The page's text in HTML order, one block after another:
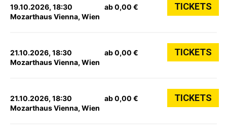
19.10.2026, 18:30
Mozarthaus Vienna, Wien
ab 0,00 € TICKETS
21.10.2026, 18:30
Mozarthaus Vienna, Wien
ab 0,00 € TICKETS
21.10.2026, 18:30
Mozarthaus Vienna, Wien
ab 0,00 € TICKETS